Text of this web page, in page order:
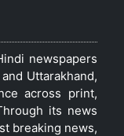
newspapers
Uttarakhand,
across print,
its news
breaking news,